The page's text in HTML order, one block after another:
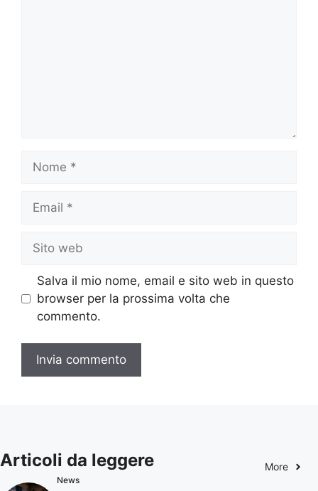
web
Salva il mio nome, email e sito web in questo
browser per la prossima volta che
commento.
Articoli da leggere More
News